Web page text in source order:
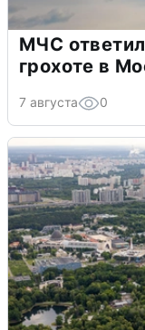
МЧС
грохоте в
7 августа 0